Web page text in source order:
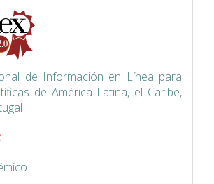
de Información en Línea para
de América Latina, el Caribe,